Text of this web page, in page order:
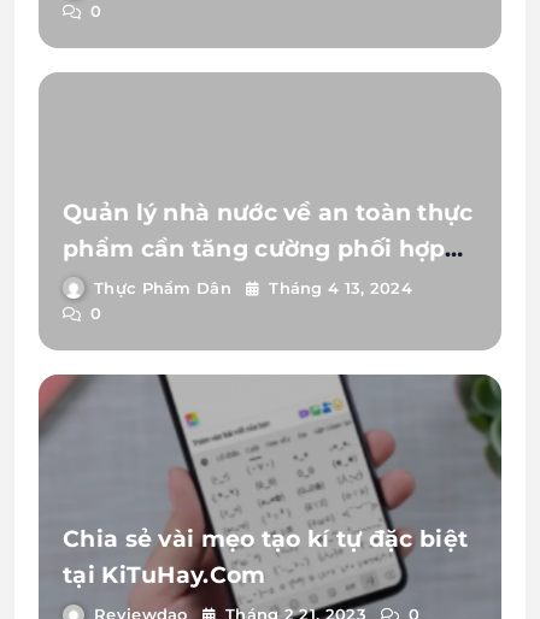
0
Quản lý nhà nước về an toàn thực
phẩm cần tăng cường phối hợp
liên ngành
Thực Phẩm Dân
Tháng 4 13, 2024
0
Chia sẻ vài mẹo tạo kí tự đặc biệt
tại KiTuHay.Com
Reviewdao Tháng 2 21, 2023 0